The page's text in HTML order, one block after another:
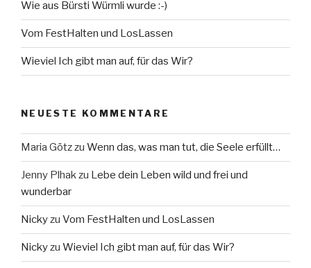
Wie aus Bürsti Würmli wurde :-)
Vom FestHalten und LosLassen
Wieviel Ich gibt man auf, für das Wir?
NEUESTE KOMMENTARE
Maria Götzzu Wenn das, was man tut, die Seele erfüllt…
Jenny Plhakzu Lebe dein Leben wild und frei und
wunderbar
Nickyzu Vom FestHalten und LosLassen
Nickyzu Wieviel Ich gibt man auf, für das Wir?